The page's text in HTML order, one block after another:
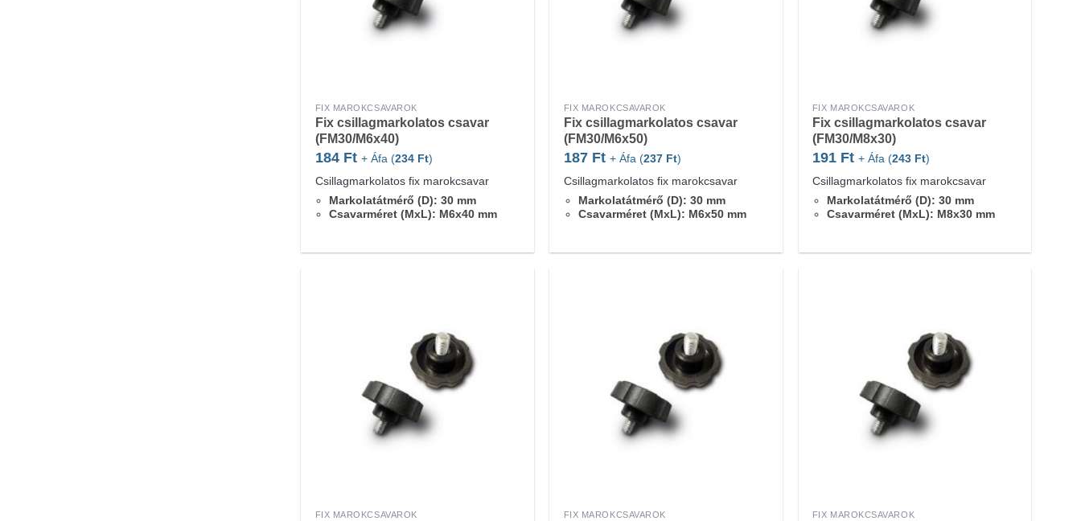
FIX MAROKCSAVAROK
Fix csillagmarkolatos csavar
(FM30/M6x40)
184 Ft + Áfa (234 Ft)
Csillagmarkolatos fix marokcsavar
Markolatátmérő (D): 30 mm
Csavarméret (MxL): M6x40 mm
FIX MAROKCSAVAROK
Fix csillagmarkolatos csavar
(FM30/M6x50)
187 Ft + Áfa (237 Ft)
Csillagmarkolatos fix marokcsavar
Markolatátmérő (D): 30 mm
Csavarméret (MxL): M6x50 mm
FIX MAROKCSAVAROK
Fix csillagmarkolatos csavar
(FM30/M8x30)
191 Ft + Áfa (243 Ft)
Csillagmarkolatos fix marokcsavar
Markolatátmérő (D): 30 mm
Csavarméret (MxL): M8x30 mm
FIX MAROKCSAVAROK FIX MAROKCSAVAROK FIX MAROKCSAVAROK